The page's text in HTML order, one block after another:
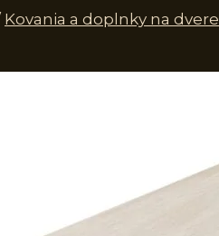
Kovania a doplnky na